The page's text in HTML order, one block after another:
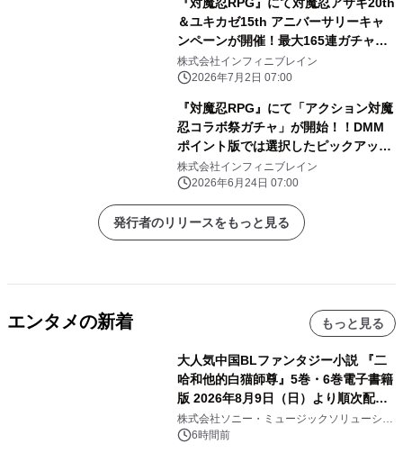
＆ユキカゼ15th アニバーサリーキャ
ンペーンが開催！最大165連ガチャ無
料！
株式会社インフィニブレイン
2026年7月2日 07:00
『対魔忍RPG』にて「アクション対魔
忍コラボ祭ガチャ」が開始！！DMM
ポイント版では選択したピックアップ
ユニットのPU確率アップ！！更にお得
なコラボセットも同時販売！
株式会社インフィニブレイン
2026年6月24日 07:00
発行者のリリースをもっと見る
エンタメの新着 もっと見る
大人気中国BLファンタジー小説 『二
哈和他的白猫師尊』5巻・6巻電子書籍
版 2026年8月9日（日）より順次配信
開始
株式会社ソニー・ミュージックソリューショ
ンズ6時間前